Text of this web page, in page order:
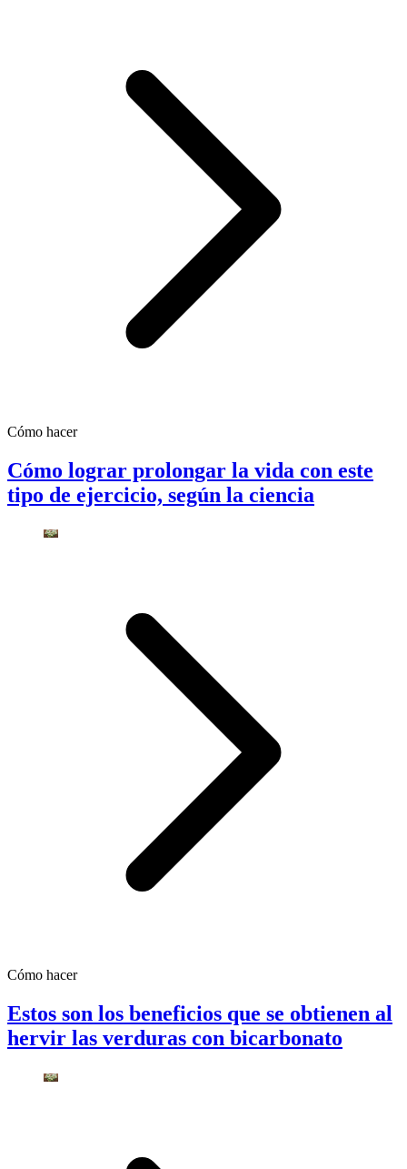
Cómo hacer
Cómo lograr prolongar la vida con este
tipo de ejercicio, según la ciencia
Cómo hacer
Estos son los beneficios que se obtienen al
hervir las verduras con bicarbonato